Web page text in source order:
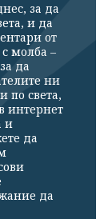
за да
и да
от
молба –
да
ни
по света,
интернет
и
да
да